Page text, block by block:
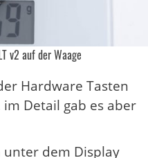
v2 auf der Waage
Hardware Tasten
Detail gab es aber
unter dem Display